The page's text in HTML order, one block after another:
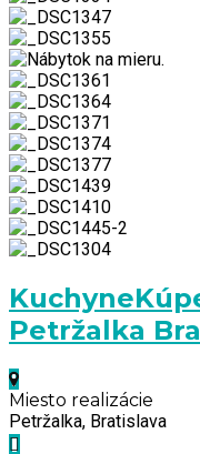
Kuchyne
Petržalka
Miesto realizácie
Petržalka, Bratislava